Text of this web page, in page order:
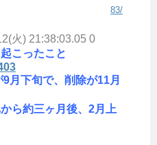
83/
火) 21:38:03.05 0
こったこと
月下旬で、削除が11月
ら約三ヶ月後、2月上